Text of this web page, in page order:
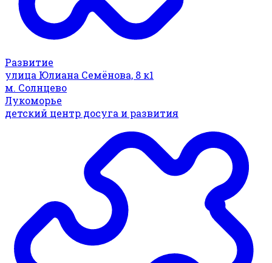
Развитие
улица Юлиана Семёнова, 8 к1
м. Солнцево
Лукоморье
детский центр досуга и развития